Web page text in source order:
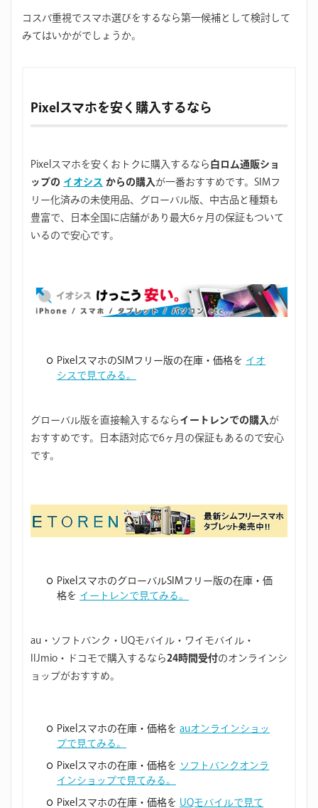
コスパ重視でスマホ選びをするなら第一候補として検討して
みてはいかがでしょうか。
Pixelスマホを安く購入するなら
Pixelスマホを安くおトクに購入するなら 白ロム通販ショ
ップの イオシス からの購入 が一番おすすめです。SIMフ
リー化済みの未使用品、グローバル版、中古品と種類も
豊富で、日本全国に店舗があり最大6ヶ月の保証もついて
いるので安心です。
PixelスマホのSIMフリー版の在庫・価格を イオ
シスで見てみる。
グローバル版を直接輸入するなら イートレンでの購入 が
おすすめです。日本語対応で6ヶ月の保証もあるので安心
です。
PixelスマホのグローバルSIMフリー版の在庫・価
格を イートレンで見てみる。
au・ソフトバンク・UQモバイル・ワイモバイル・
IIJmio・ドコモで購入するなら24時間受付のオンラインシ
ョップがおすすめ。
Pixelスマホの在庫・価格を auオンラインショッ
プで見てみる。
Pixelスマホの在庫・価格を ソフトバンクオンラ
インショップで見てみる。
Pixelスマホの在庫・価格を UQモバイルで見て